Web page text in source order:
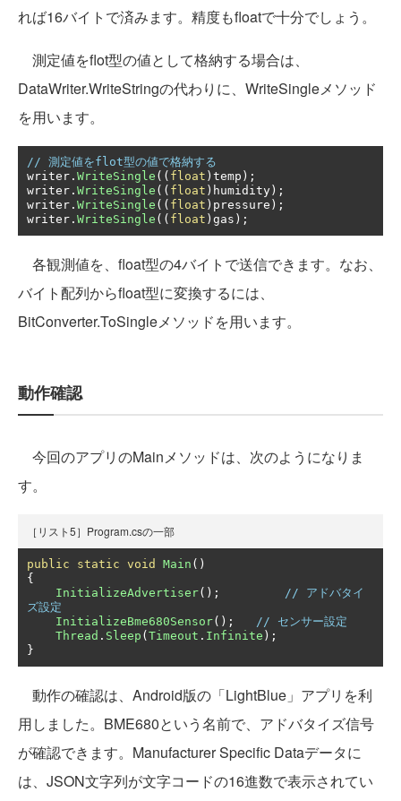
れば16バイトで済みます。精度もfloatで十分でしょう。
測定値をflot型の値として格納する場合は、
DataWriter.WriteStringの代わりに、WriteSingleメソッド
を用います。
// 測定値をflot型の値で格納する
writer . WriteSingle (( float ) temp );
writer . WriteSingle (( float ) humidity );
writer . WriteSingle (( float ) pressure );
writer . WriteSingle (( float ) gas );
各観測値を、float型の4バイトで送信できます。なお、
バイト配列からfloat型に変換するには、
BitConverter.ToSingleメソッドを用います。
動作確認
今回のアプリのMainメソッドは、次のようになりま
す。
［リスト5］Program.csの一部
public static void Main ()
{
InitializeAdvertiser();
// アドバタイ
ズ設定
InitializeBme680Sensor();
// センサー設定
Thread . Sleep ( Timeout . Infinite );
}
動作の確認は、Android版の「LightBlue」アプリを利
用しました。BME680という名前で、アドバタイズ信号
が確認できます。Manufacturer Specific Dataデータに
は、JSON文字列が文字コードの16進数で表示されてい